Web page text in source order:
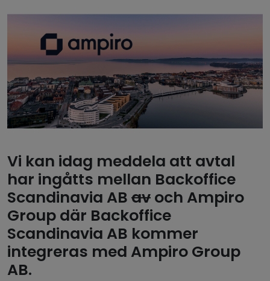
Vi kan idag meddela att avtal
har ingåtts mellan Backoffice
Scandinavia AB av och Ampiro
Group där Backoffice
Scandinavia AB kommer
integreras med Ampiro Group
AB.